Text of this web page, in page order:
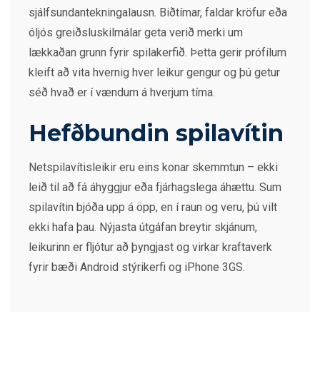
sjálfsundantekningalausn. Biðtímar, faldar kröfur eða
óljós greiðsluskilmálar geta verið merki um
lækkaðan grunn fyrir spilakerfið. Þetta gerir prófílum
kleift að vita hvernig hver leikur gengur og þú getur
séð hvað er í vændum á hverjum tíma.
Hefðbundin spilavítin
Netspilavítisleikir eru eins konar skemmtun – ekki
leið til að fá áhyggjur eða fjárhagslega áhættu. Sum
spilavítin bjóða upp á öpp, en í raun og veru, þú vilt
ekki hafa þau. Nýjasta útgáfan breytir skjánum,
leikurinn er fljótur að þyngjast og virkar kraftaverk
fyrir bæði Android stýrikerfi og iPhone 3GS.